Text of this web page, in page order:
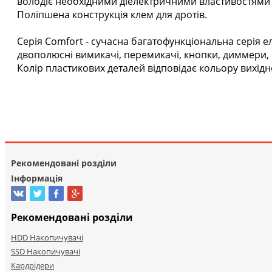
Поліпшена конструкція клем для дротів.
Серія Comfort - сучасна багатофункціональна
двополюсні вимикачі, перемикачі, кнопки, диммери,
Колір пластикових деталей відповідає кольору
Рекомендовані розділи
Інформація
Рекомендовані розділи
HDD Накопичувачі
SSD Накопичувачі
Кардрідери